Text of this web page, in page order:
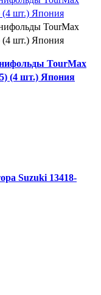
TourMax
(4 шт.) Япония
Suzuki 13418-